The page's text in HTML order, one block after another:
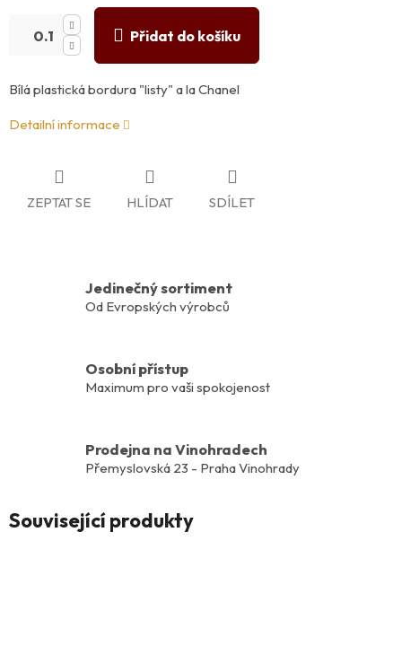
Přidat do košíku
Bílá plastická bordura "listy" a la Chanel
Detailní informace
ZEPTAT SE HLÍDAT SDÍLET
Jedinečný sortiment
Od Evropských výrobců
Osobní přístup
Maximum pro vaši spokojenost
Prodejna na Vinohradech
Přemyslovská 23 - Praha Vinohrady
Související produkty